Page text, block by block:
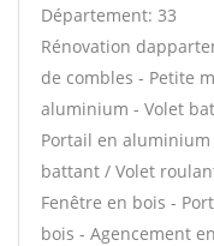
Département: 33
Rénovation
de combles - Petite
aluminium - Volet
Portail en aluminium
battant / Volet
Fenêtre en bois -
bois - Agencement